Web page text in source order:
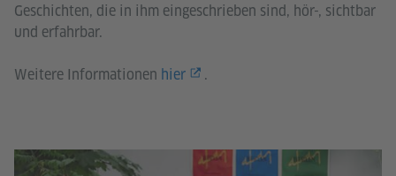
Geschichten, die in ihm eingeschrieben sind, hör-, sichtbar
und erfahrbar.
Weitere Informationen hier .